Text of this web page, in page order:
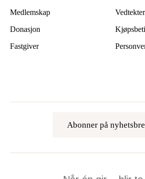
Medlemskap
Donasjon
Fastgiver
Vedtekter
Abonner på